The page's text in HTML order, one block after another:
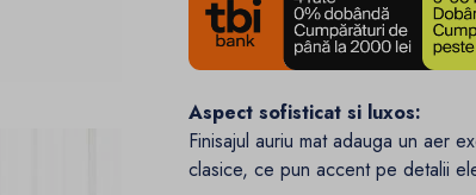
Aspect sofisticat si luxos:
Finisajul auriu mat adauga un aer
clasice, ce pun accent pe detalii